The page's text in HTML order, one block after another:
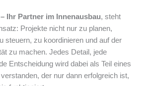
Ihr Partner im Innenausbau, steht
Projekte nicht nur zu planen,
steuern, zu koordinieren und auf der
zu machen. Jedes Detail, jede
Entscheidung wird dabei als Teil eines
der nur dann erfolgreich ist,